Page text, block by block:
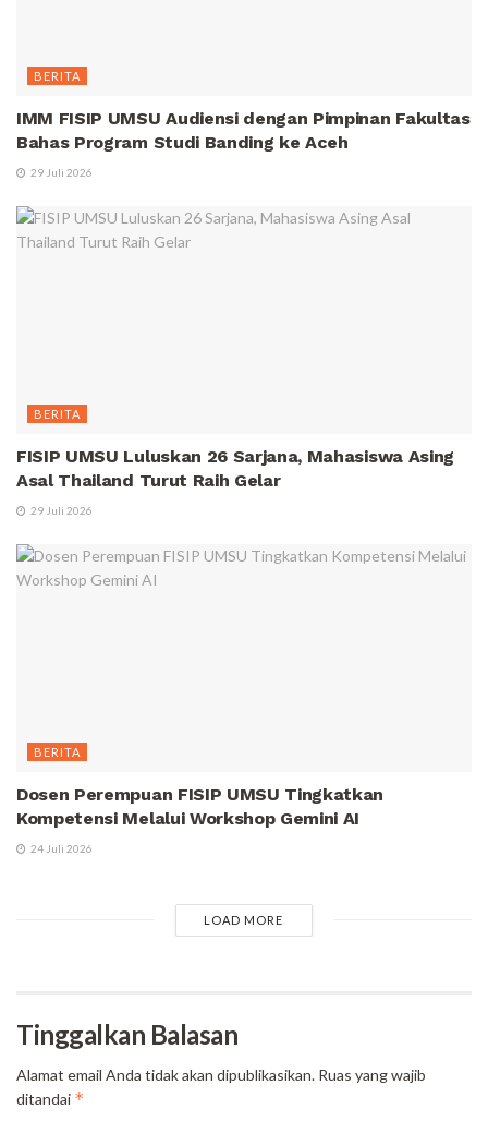
BERITA
IMM FISIP UMSU Audiensi dengan Pimpinan Fakultas
Bahas Program Studi Banding ke Aceh
29 Juli 2026
BERITA
FISIP UMSU Luluskan 26 Sarjana, Mahasiswa Asing
Asal Thailand Turut Raih Gelar
29 Juli 2026
BERITA
Dosen Perempuan FISIP UMSU Tingkatkan
Kompetensi Melalui Workshop Gemini AI
24 Juli 2026
LOAD MORE
Tinggalkan Balasan
Alamat email Anda tidak akan dipublikasikan. Ruas yang wajib
ditandai *